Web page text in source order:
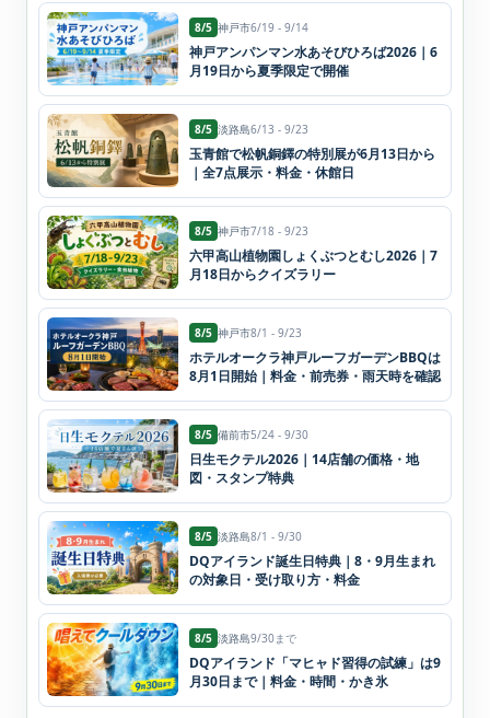
8/5 神戸市6/19 - 9/14
神戸アンパンマン水あそびひろば2026｜6
月19日から夏季限定で開催
8/5 淡路島6/13 - 9/23
玉青館で松帆銅鐸の特別展が6月13日から
｜全7点展示・料金・休館日
8/5 神戸市7/18 - 9/23
六甲高山植物園しょくぶつとむし2026｜7
月18日からクイズラリー
8/5 神戸市8/1 - 9/23
ホテルオークラ神戸ルーフガーデンBBQは
8月1日開始｜料金・前売券・雨天時を確認
8/5 備前市5/24 - 9/30
日生モクテル2026｜14店舗の価格・地
図・スタンプ特典
8/5 淡路島8/1 - 9/30
DQアイランド誕生日特典｜8・9月生まれ
の対象日・受け取り方・料金
8/5 淡路島9/30まで
DQアイランド「マヒャド習得の試練」は9
月30日まで｜料金・時間・かき氷